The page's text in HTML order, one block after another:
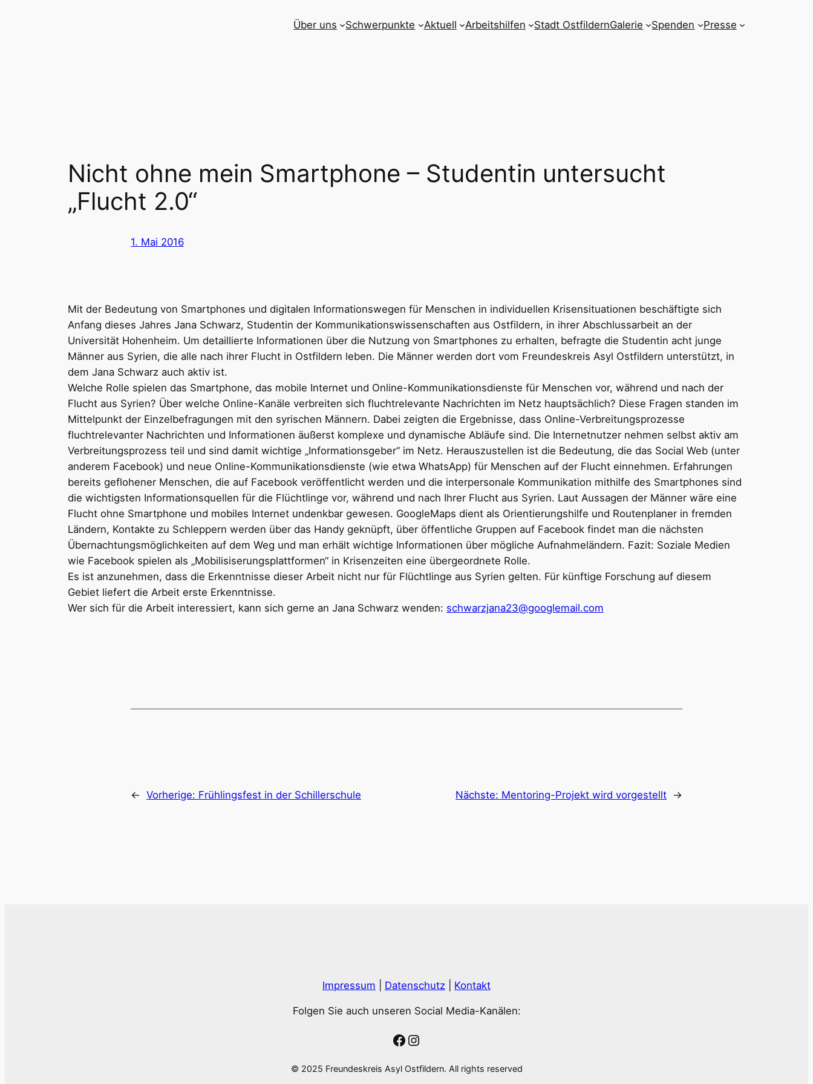
Über uns Schwerpunkte Aktuell Arbeitshilfen Stadt OstfildernGalerie Spenden Presse
Nicht ohne mein Smartphone – Studentin untersucht
„Flucht 2.0“
1. Mai 2016
Mit der Bedeutung von Smartphones und digitalen Informationswegen für Menschen in individuellen Krisensituationen beschäftigte sich
Anfang dieses Jahres Jana Schwarz, Studentin der Kommunikationswissenschaften aus Ostfildern, in ihrer Abschlussarbeit an der
Universität Hohenheim. Um detaillierte Informationen über die Nutzung von Smartphones zu erhalten, befragte die Studentin acht junge
Männer aus Syrien, die alle nach ihrer Flucht in Ostfildern leben. Die Männer werden dort vom Freundeskreis Asyl Ostfildern unterstützt, in
dem Jana Schwarz auch aktiv ist.
Welche Rolle spielen das Smartphone, das mobile Internet und Online-Kommunikationsdienste für Menschen vor, während und nach der
Flucht aus Syrien? Über welche Online-Kanäle verbreiten sich fluchtrelevante Nachrichten im Netz hauptsächlich? Diese Fragen standen im
Mittelpunkt der Einzelbefragungen mit den syrischen Männern. Dabei zeigten die Ergebnisse, dass Online-Verbreitungsprozesse
fluchtrelevanter Nachrichten und Informationen äußerst komplexe und dynamische Abläufe sind. Die Internetnutzer nehmen selbst aktiv am
Verbreitungsprozess teil und sind damit wichtige „Informationsgeber“ im Netz. Herauszustellen ist die Bedeutung, die das Social Web (unter
anderem Facebook) und neue Online-Kommunikationsdienste (wie etwa WhatsApp) für Menschen auf der Flucht einnehmen. Erfahrungen
bereits geflohener Menschen, die auf Facebook veröffentlicht werden und die interpersonale Kommunikation mithilfe des Smartphones sind
die wichtigsten Informationsquellen für die Flüchtlinge vor, während und nach Ihrer Flucht aus Syrien. Laut Aussagen der Männer wäre eine
Flucht ohne Smartphone und mobiles Internet undenkbar gewesen. GoogleMaps dient als Orientierungshilfe und Routenplaner in fremden
Ländern, Kontakte zu Schleppern werden über das Handy geknüpft, über öffentliche Gruppen auf Facebook findet man die nächsten
Übernachtungsmöglichkeiten auf dem Weg und man erhält wichtige Informationen über mögliche Aufnahmeländern. Fazit: Soziale Medien
wie Facebook spielen als „Mobilisiserungsplattformen“ in Krisenzeiten eine übergeordnete Rolle.
Es ist anzunehmen, dass die Erkenntnisse dieser Arbeit nicht nur für Flüchtlinge aus Syrien gelten. Für künftige Forschung auf diesem
Gebiet liefert die Arbeit erste Erkenntnisse.
Wer sich für die Arbeit interessiert, kann sich gerne an Jana Schwarz wenden: schwarzjana23@googlemail.com
← Vorherige: Frühlingsfest in der Schillerschule Nächste: Mentoring-Projekt wird vorgestellt →
Impressum Datenschutz Kontakt
Folgen Sie auch unseren Social Media-Kanälen:
Facebook
Instagram
© 2025 Freundeskreis Asyl Ostfildern. All rights reserved